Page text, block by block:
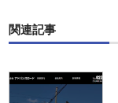
関連記事